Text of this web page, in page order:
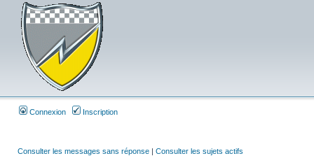
Connexion Inscription
Consulter les messages sans réponse | Consulter les sujets actifs